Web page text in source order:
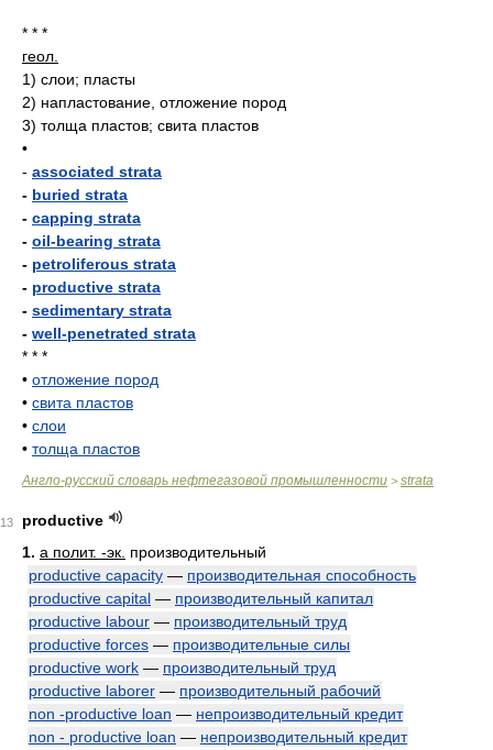
* * *
геол.
1) слои; пласты
2) напластование, отложение пород
3) толща пластов; свита пластов
•
- associated strata
- buried strata
- capping strata
- oil-bearing strata
- petroliferous strata
- productive strata
- sedimentary strata
- well-penetrated strata
* * *
• отложение пород
• свита пластов
• слои
• толща пластов
Англо-русский словарь нефтегазовой промышленности > strata
13
productive
1. a полит. -эк. производительный
productive capacity — производительная способность
productive capital — производительный капитал
productive labour — производительный труд
productive forces — производительные силы
productive work — производительный труд
productive laborer — производительный рабочий
non -productive loan — непроизводительный кредит
non - productive loan — непроизводительный кредит